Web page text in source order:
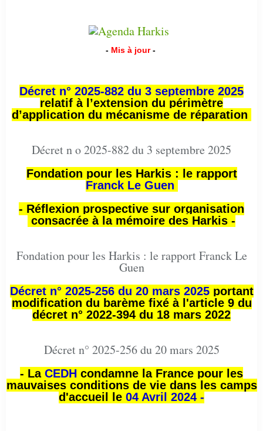
- Mis à jour -
Décret n° 2025-882 du 3 septembre 2025
relatif à l’extension du périmètre
d’application du mécanisme de réparation
Décret n o 2025-882 du 3 septembre 2025
Fondation pour les Harkis : le rapport
Franck Le Guen
- Réflexion prospective sur organisation
consacrée à la mémoire des Harkis -
Fondation pour les Harkis : le rapport Franck Le
Guen
Décret n° 2025-256 du 20 mars 2025portant
modification du barème fixé à l'article 9 du
décret n° 2022-394 du 18 mars 2022
Décret n° 2025-256 du 20 mars 2025
- La CEDH condamne la France pour les
mauvaises conditions de vie dans les camps
d'accueil le 04 Avril 2024 -